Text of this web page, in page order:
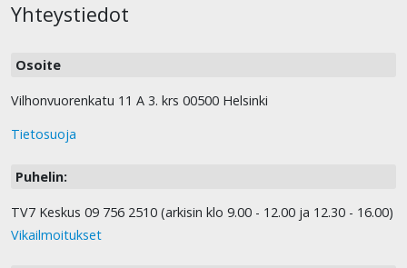
Yhteystiedot
Osoite
Vilhonvuorenkatu 11 A 3. krs 00500 Helsinki
Tietosuoja
Puhelin:
TV7 Keskus 09 756 2510 (arkisin klo 9.00 - 12.00 ja 12.30 - 16.00)
Vikailmoitukset